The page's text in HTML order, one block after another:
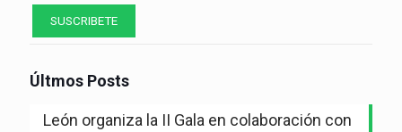
Últmos Posts
León organiza la II Gala en colaboración con